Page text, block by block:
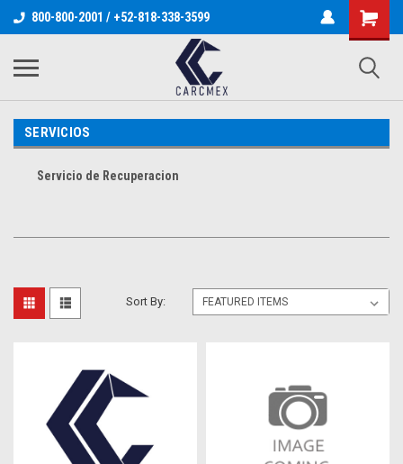
800-800-2001 / +52-818-338-3599
SERVICIOS
Servicio de Recuperacion
Sort By: